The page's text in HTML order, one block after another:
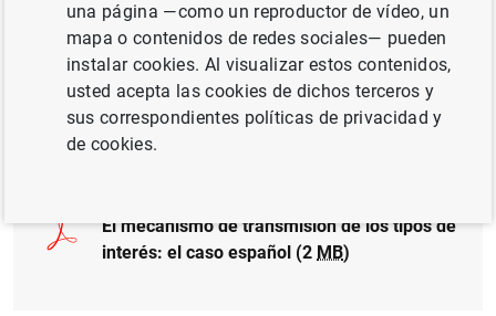
TIPOS DE INTERÉS CRÉDITO
FINANZAS DE LOS HOGARES
Documento completo
El mecanismo de transmisión de los tipos de
interés: el caso español (2 MB)
una página —como un reproductor de vídeo, un
mapa o contenidos de redes sociales— pueden
instalar cookies. Al visualizar estos contenidos,
usted acepta las cookies de dichos terceros y
sus correspondientes políticas de privacidad y
de cookies.